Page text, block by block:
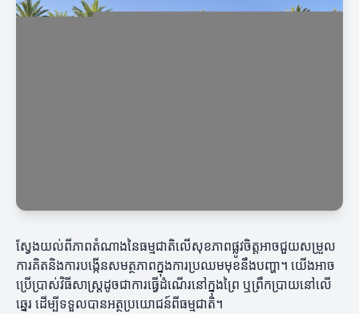
ស្វែងយល់ពីភាពតំណាងនៃធម្មជាតិលើសុខភាពផ្លូវចិត្តអាចជួយសម្រួល
ការគិតនិងការបង្កើនសមត្ថភាពក្នុងការប្រឈមមុខនឹងបញ្ហា។ យើងអាច
ប្រើប្រាស់វិធីសាស្រ្តដូចជាការធ្វើដំណើរនៅក្នុងព្រៃ ឬព្រឹកប្រាយនៅលើ
ឆ្នេរ ដើម្បីទទួលបានអត្ថប្រយោជន៍ពីធម្មជាតិ។